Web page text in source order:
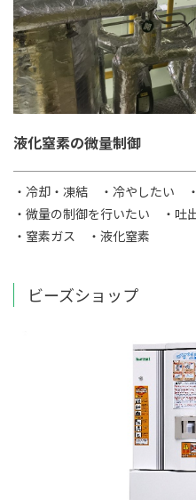
液化窒素の微量制御
・冷却・凍結 ・冷やしたい
・微量の制御を行いたい
・吐
・窒素ガス
・液化窒素
ビーズショップ